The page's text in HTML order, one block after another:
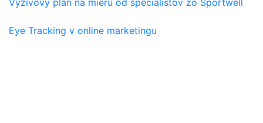
Výživový plán na mieru od špecialistov zo Sportwell
Eye Tracking v online marketingu